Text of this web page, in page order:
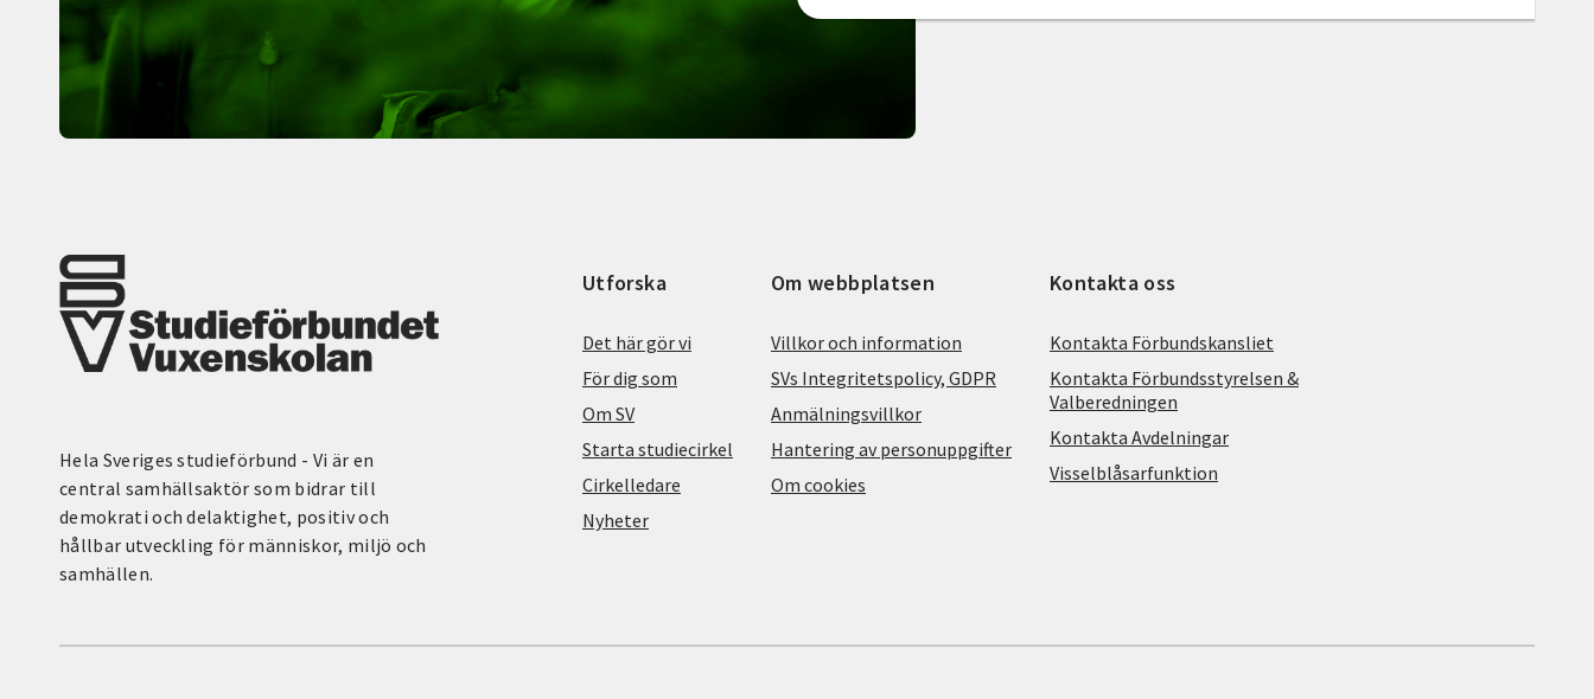
Hela Sveriges studieförbund - Vi är en
central samhällsaktör som bidrar till
demokrati och delaktighet, positiv och
hållbar utveckling för människor, miljö och
samhällen.
Utforska
Det här gör vi
För dig som
Om SV
Starta studiecirkel
Cirkelledare
Nyheter
Om webbplatsen
Villkor och information
SVs Integritetspolicy, GDPR
Anmälningsvillkor
Hantering av personuppgifter
Om cookies
Kontakta oss
Kontakta Förbundskansliet
Kontakta Förbundsstyrelsen &
Valberedningen
Kontakta Avdelningar
Visselblåsarfunktion